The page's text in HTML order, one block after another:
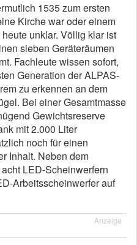
1535 zum ersten
Kirche war oder einem
unklar. Völlig klar ist
sieben Geräteräumen
Fachleute wissen sofort,
Generation der ALPAS-
zu erkennen an dem
Bei einer Gesamtmasse
Gewichtsreserve
mit 2.000 Liter
noch für einen
Inhalt. Neben dem
LED-Scheinwerfern
Arbeitsscheinwerfer auf
Anzeige